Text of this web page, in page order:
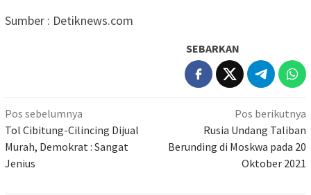
Sumber : Detiknews.com
SEBARKAN
Navigasi
pos
Pos sebelumnya
Tol Cibitung-Cilincing Dijual
Murah, Demokrat : Sangat
Jenius
Pos berikutnya
Rusia Undang Taliban
Berunding di Moskwa pada 20
Oktober 2021